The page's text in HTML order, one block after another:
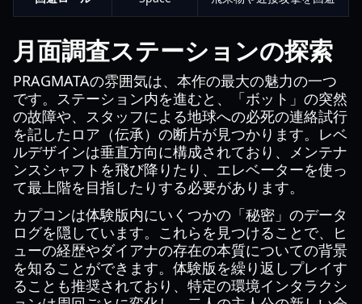
月面調査ステーションの探索
PRAGMATAの雰囲気は、本作の最大の魅力の一つ
です。ステーション内を進むと、「ボット」の突然
の故障や、スタッフによる地球への必死の連絡試行
を記したロア（伝承）の断片が見つかります。レベ
ルデザインは垂直方向に構成されており、メンテナ
ンスシャフトを飛び降りたり、エレベーターを使っ
て最上階を目指したりする必要があります。
カプコンは体験版内にいくつかの「秘密」のデータ
ログを隠しています。これらを見つけることで、ヒ
ューの経歴やダイアナの存在の本質についての背景
を知ることができます。体験版を繰り返しプレイす
ることも推奨されており、特定の環境インタラクシ